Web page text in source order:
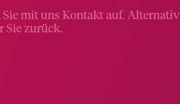
Sie mit uns Kontakt auf. Alternativ
Sie zurück.